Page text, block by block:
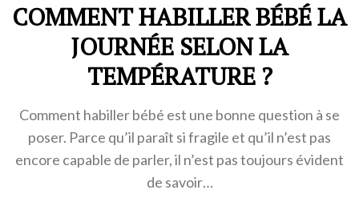
COMMENT HABILLER BÉBÉ LA
JOURNÉE SELON LA
TEMPÉRATURE ?
Comment habiller bébé est une bonne question à se
poser. Parce qu’il paraît si fragile et qu’il n’est pas
encore capable de parler, il n’est pas toujours évident
de savoir…